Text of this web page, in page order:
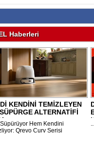
Haberleri
KENDİNİ TEMİZLEYEN
ALTERNATİFİ
Hem Kendini
Qrevo Curv Serisi